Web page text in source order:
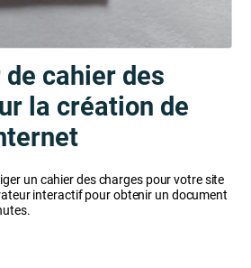
cahier des
la création de
un cahier des charges pour votre site
interactif pour obtenir un document